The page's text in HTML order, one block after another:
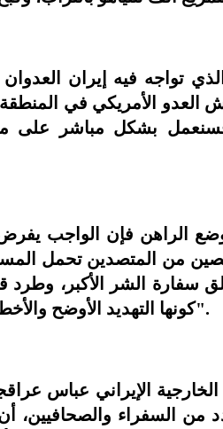
تواجه فيه إيران
الأمريكي في المنطقة،
بشكل مباشر على
الراهن فإن الواجب
من المتصدين تحمل
الشر الأكبر، وطرد
كونها التهديد الأوضح والأخطر لأمن العراق واستقرار المنطقة".
الخارجية الإيراني عباس
من السفراء